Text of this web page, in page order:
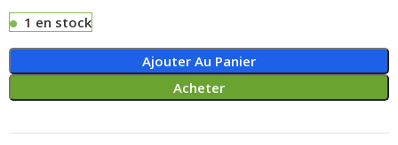
1 en stock
Ajouter Au Panier
Acheter